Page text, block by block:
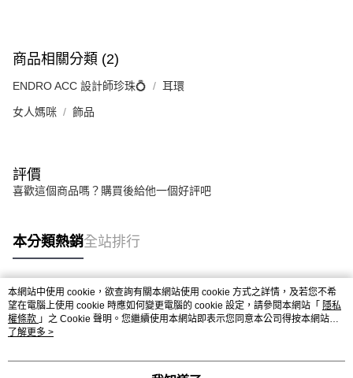
商品相關分類 (2)
ENDRO ACC 設計師珍珠💍 耳環
女人媽咪 飾品
評價
喜歡這個商品嗎？購買後給他一個好評吧
本分類熱銷全站排行
熱門標籤
本網站中使用 cookie，欲查詢有關本網站使用 cookie 方式之詳情，及若您不希
望在電腦上使用 cookie 時應如何變更電腦的 cookie 設定，請參閱本網站「 隱私
權條款 」之 Cookie 聲明。您繼續使用本網站即表示您同意本公司得按本網站使
用條款之 Cookie 聲明使用 cookie。
了解更多 >